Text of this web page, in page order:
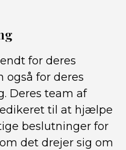
for deres
også for deres
Deres team af
til at hjælpe
beslutninger for
det drejer sig om